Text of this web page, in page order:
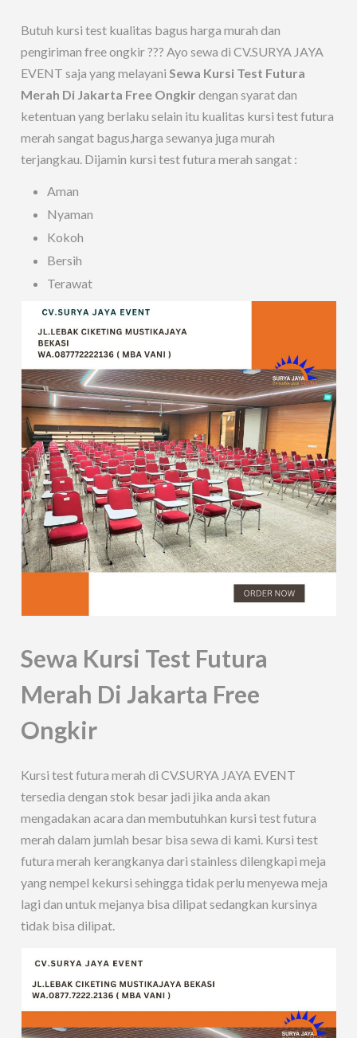
Butuh kursi test kualitas bagus harga murah dan
pengiriman free ongkir ??? Ayo sewa di CV.SURYA JAYA
EVENT saja yang melayani Sewa Kursi Test Futura
Merah Di Jakarta Free Ongkir dengan syarat dan
ketentuan yang berlaku selain itu kualitas kursi test futura
merah sangat bagus,harga sewanya juga murah
terjangkau. Dijamin kursi test futura merah sangat :
Aman
Nyaman
Kokoh
Bersih
Terawat
Sewa Kursi Test Futura
Merah Di Jakarta Free
Ongkir
Kursi test futura merah di CV.SURYA JAYA EVENT
tersedia dengan stok besar jadi jika anda akan
mengadakan acara dan membutuhkan kursi test futura
merah dalam jumlah besar bisa sewa di kami. Kursi test
futura merah kerangkanya dari stainless dilengkapi meja
yang nempel kekursi sehingga tidak perlu menyewa meja
lagi dan untuk mejanya bisa dilipat sedangkan kursinya
tidak bisa dilipat.